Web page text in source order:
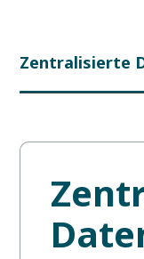
Zentralisierte